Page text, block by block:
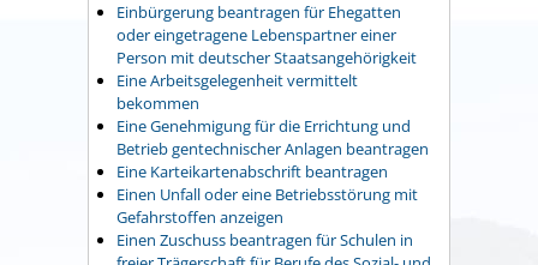
Einbürgerung beantragen für Ehegatten
oder eingetragene Lebenspartner einer
Person mit deutscher Staatsangehörigkeit
Eine Arbeitsgelegenheit vermittelt
bekommen
Eine Genehmigung für die Errichtung und
Betrieb gentechnischer Anlagen beantragen
Eine Karteikartenabschrift beantragen
Einen Unfall oder eine Betriebsstörung mit
Gefahrstoffen anzeigen
Einen Zuschuss beantragen für Schulen in